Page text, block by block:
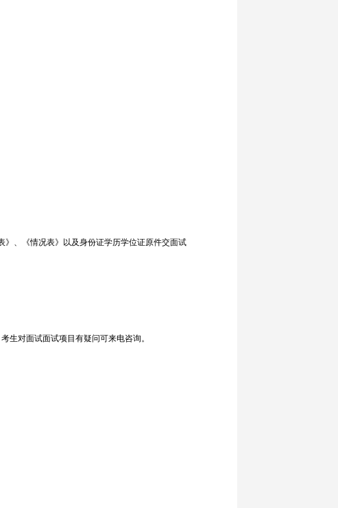
》、《情况表》以及身份证学历学位证原件交面试
生对面试面试项目有疑问可来电咨询。